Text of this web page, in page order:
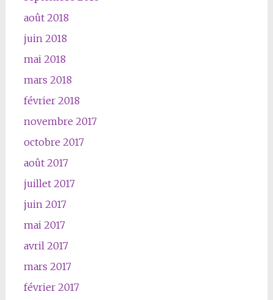
août 2018
juin 2018
mai 2018
mars 2018
février 2018
novembre 2017
octobre 2017
août 2017
juillet 2017
juin 2017
mai 2017
avril 2017
mars 2017
février 2017